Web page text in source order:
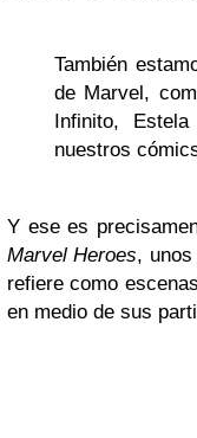
También
de Marvel,
Infinito,
nuestros
Y ese es
Marvel Heroes,
refiere como
en medio de sus